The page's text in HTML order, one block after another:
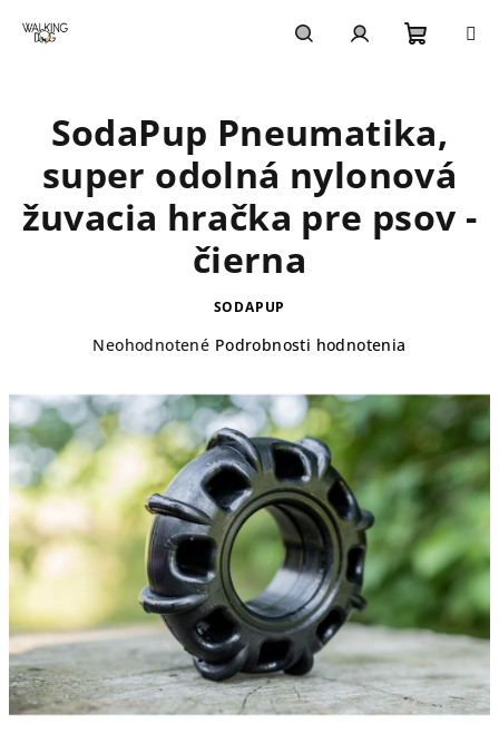
košík
SodaPup Pneumatika,
super odolná nylonová
žuvacia hračka pre psov -
čierna
SODAPUP
Priemerné
je
0,0
z
5
hviezdičiek.
Neohodnotené Podrobnosti hodnotenia